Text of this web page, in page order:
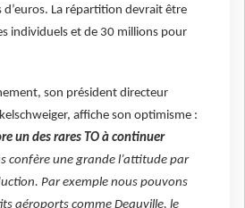
La répartition devrait être
individuels et de 30 millions pour
son président directeur
affiche son optimisme :
un des rares TO à continuer
confère une grande l’attitude par
Par exemple nous pouvons
aéroports comme Deauville, le